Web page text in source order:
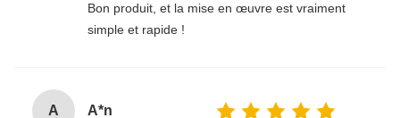
Bon produit, et la mise en œuvre est vraiment
simple et rapide !
A A*n